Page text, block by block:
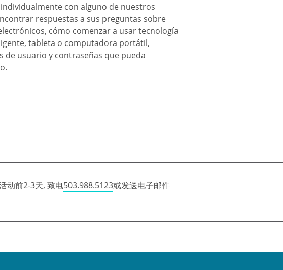
con alguno de nuestros
respuestas a sus preguntas sobre
cómo comenzar a usar tecnología
tableta o computadora portátil,
usuario y contraseñas que pueda
动前2-3天, 致电503.988.5123或发送电子邮件